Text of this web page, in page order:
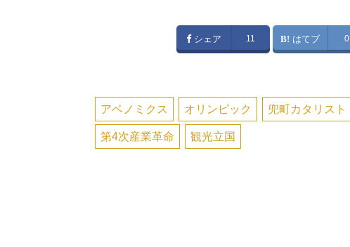
シェア 11 はてブ 0
アベノミクス オリンピック 兜町カタリスト
第4次産業革命 観光立国